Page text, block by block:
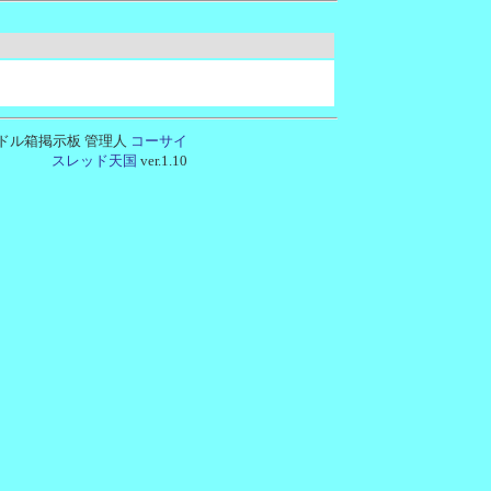
ル箱掲示板 管理人 コーサイ
スレッド天国 ver.1.10